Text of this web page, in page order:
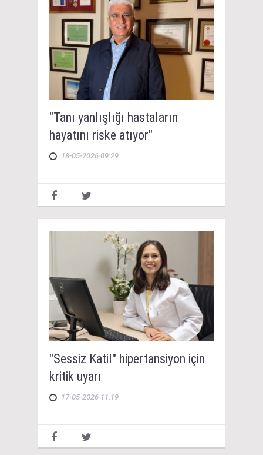
"Tanı yanlışlığı hastaların
hayatını riske atıyor"
18-05-2026 09:29
"Sessiz Katil" hipertansiyon için
kritik uyarı
17-05-2026 11:19